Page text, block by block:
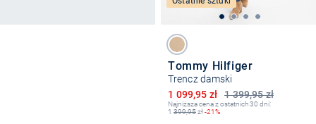
Tommy Hilfiger
Trencz damski
1 399,95 zł
Obniżona cena
1 099,95 zł
Najniższa cena z ostatnich 30 dni:
1 399,95zł-21%